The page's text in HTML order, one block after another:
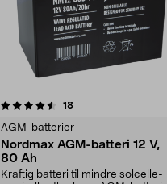
18anmeldelser
AGM-batterier
Nordmax AGM-batteri 12 V,
80 Ah
Kraftig batteri til mindre solcelle-